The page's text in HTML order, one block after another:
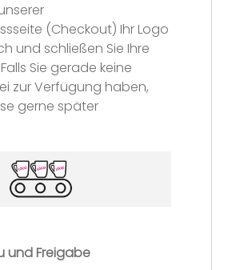
(Checkout) Ihr Logo
und schließen Sie Ihre
Sie gerade keine
zur Verfügung haben,
gerne später
und Freigabe